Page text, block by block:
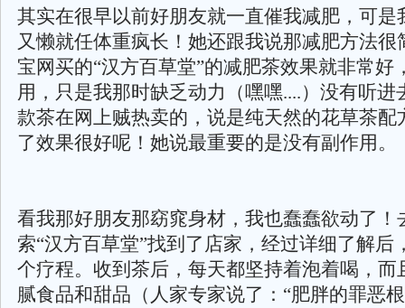
其实在很早以前好朋友就一直催我减肥，可是
又懒就任体重疯长！她还跟我说那减肥方法很
宝网买的“汉方百草堂”的减肥茶效果就非常好
用，只是我那时缺乏动力（嘿嘿....）没有听进
款茶在网上贼热卖的，说是纯天然的花草茶配
了效果很好呢！她说最重要的是没有副作用。
看我那好朋友那窈窕身材，我也蠢蠢欲动了！
索“汉方百草堂”找到了店家，经过详细了解后
个疗程。收到茶后，每天都坚持着泡着喝，而
腻食品和甜品（人家专家说了：“肥胖的罪恶